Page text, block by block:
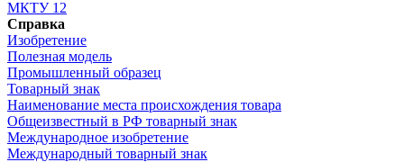
МКТУ 12
Справка
Изобретение
Полезная модель
Промышленный образец
Товарный знак
Наименование места происхождения товара
Общеизвестный в РФ товарный знак
Международное изобретение
Международный товарный знак